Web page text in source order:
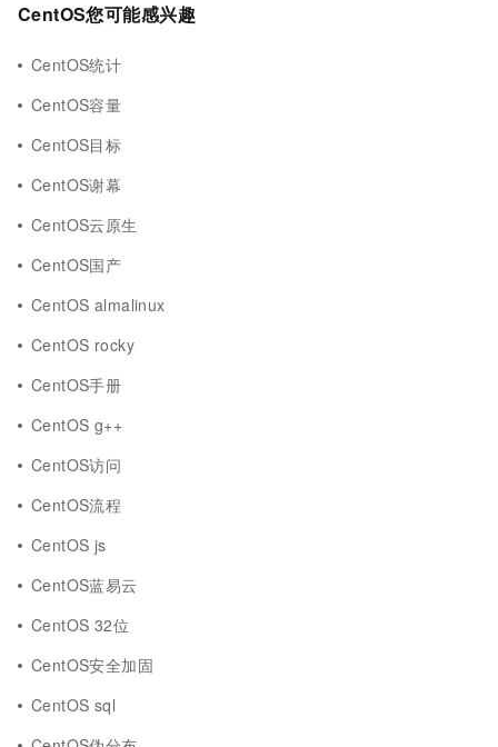
CentOS您可能感兴趣
CentOS统计
CentOS容量
CentOS目标
CentOS谢幕
CentOS云原生
CentOS国产
CentOS almalinux
CentOS rocky
CentOS手册
CentOS g++
CentOS访问
CentOS流程
CentOS js
CentOS蓝易云
CentOS 32位
CentOS安全加固
CentOS sql